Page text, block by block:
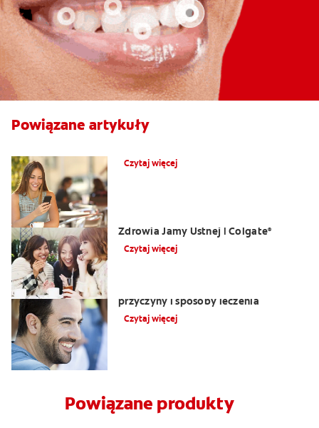
Powiązane artykuły
Czytaj więcej
Zdrowia Jamy Ustnej | Colgate®
Czytaj więcej
przyczyny i sposoby leczenia
Czytaj więcej
Powiązane produkty